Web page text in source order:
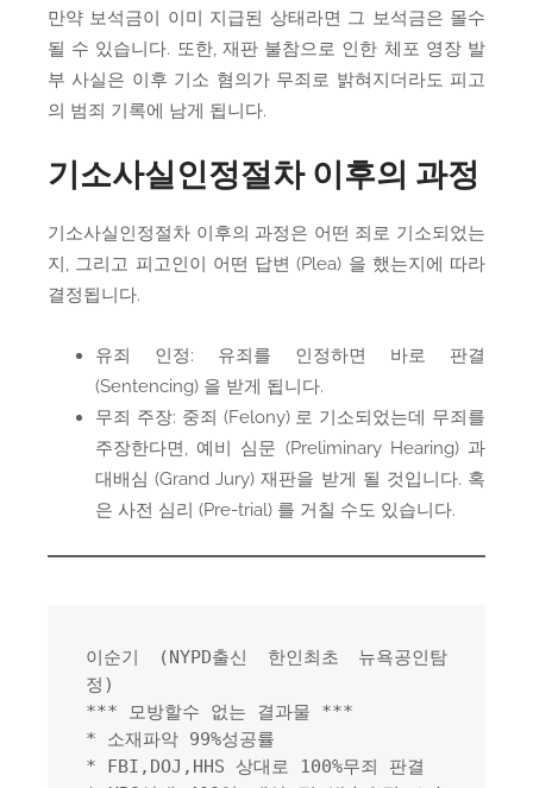
만약 보석금이 이미 지급된 상태라면 그 보석금은 몰수
될 수 있습니다. 또한, 재판 불참으로 인한 체포 영장 발
부 사실은 이후 기소 혐의가 무죄로 밝혀지더라도 피고
의 범죄 기록에 남게 됩니다.
기소사실인정절차 이후의 과정
기소사실인정절차 이후의 과정은 어떤 죄로 기소되었는
지, 그리고 피고인이 어떤 답변 (Plea) 을 했는지에 따라
결정됩니다.
유죄 인정: 유죄를 인정하면 바로 판결
(Sentencing) 을 받게 됩니다.
무죄 주장: 중죄 (Felony) 로 기소되었는데 무죄를
주장한다면, 예비 심문 (Preliminary Hearing) 과
대배심 (Grand Jury) 재판을 받게 될 것입니다. 혹
은 사전 심리 (Pre-trial) 를 거칠 수도 있습니다.
이순기 (NYPD출신 한인최초 뉴욕공인탐
정)
*** 모방할수 없는 결과물 ***
* 소재파악 99%성공률
* FBI,DOJ,HHS 상대로 100%무죄 판결